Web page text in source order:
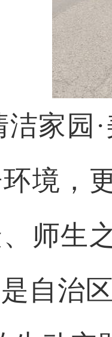
洁家园 ·
境，
师生
自治